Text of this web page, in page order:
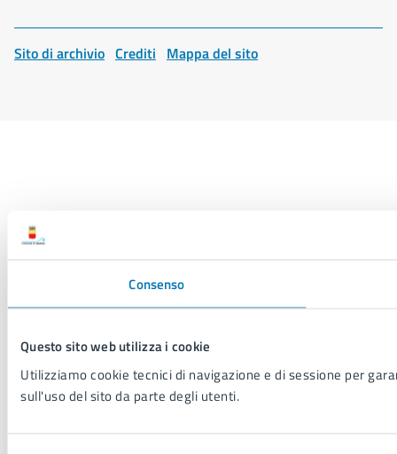
Consenso
Questo sito web utilizza i cookie
Utilizziamo cookie tecnici di navigazione e di sessione per
sull'uso del sito da parte degli utenti.
Sito di archivio Crediti Mappa del sito